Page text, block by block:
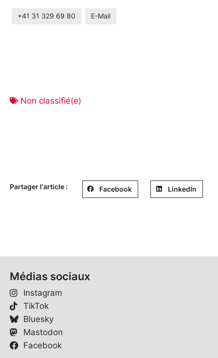
+41 31 329 69 80 E-Mail
Non classifié(e)
Partager l'article : Facebook LinkedIn
Médias sociaux
Instagram
TikTok
Bluesky
Mastodon
Facebook